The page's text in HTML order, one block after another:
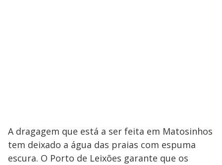
A dragagem que está a ser feita em Matosinhos
tem deixado a água das praias com espuma
escura. O Porto de Leixões garante que os